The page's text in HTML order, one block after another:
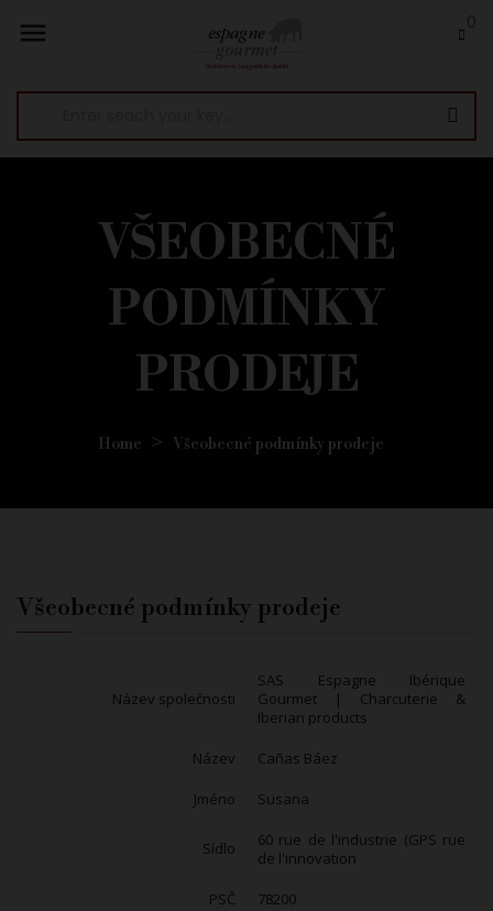

VŠEOBECNÉ
PODMÍNKY
PRODEJE
Home Všeobecné podmínky prodeje
Všeobecné podmínky prodeje
Název společnosti
SAS Espagne Ibérique
Gourmet | Charcuterie &
Iberian products
Název Cañas Báez
Jméno Susana
Sídlo
60 rue de l'industrie (GPS rue
de l'innovation
PSČ 78200